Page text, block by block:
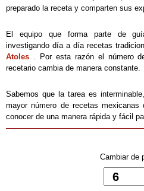
preparado la receta y comparten sus
El equipo que forma parte de
investigando día a día recetas
Atoles . Por esta razón el número
recetario cambia de manera constante.
Sabemos que la tarea es
mayor número de recetas mexicanas
conocer de una manera rápida y fácil
Cambiar de